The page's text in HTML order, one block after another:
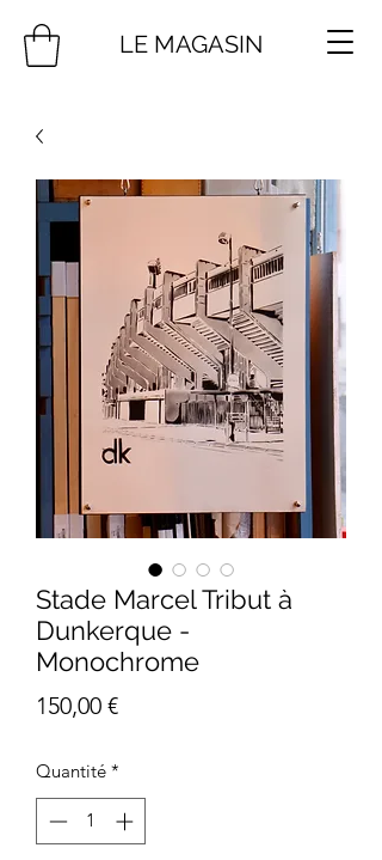
LE MAGASIN
Stade Marcel Tribut à
Dunkerque -
Monochrome
150,00 €Prix
Quantité *